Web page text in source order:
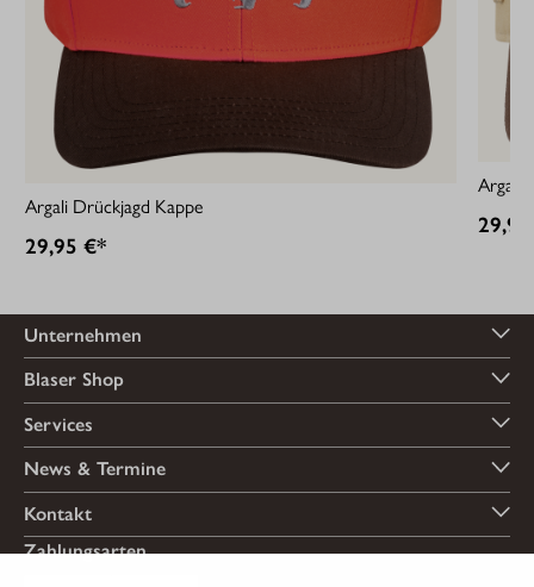
Argali Drückjagd Kappe
29,95 €*
Argali
Unternehmen
Blaser Shop
Services
News & Termine
Kontakt
Zahlungsarten